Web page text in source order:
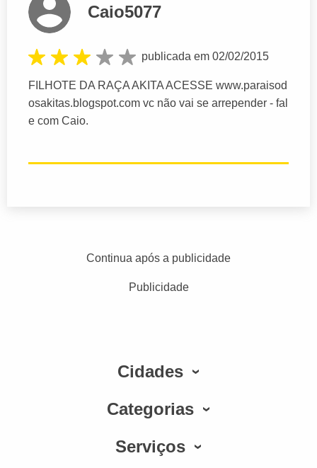
Caio5077
publicada em 02/02/2015
FILHOTE DA RAÇA AKITA ACESSE www.paraisod
osakitas.blogspot.com vc não vai se arrepender - fal
e com Caio.
Continua após a publicidade
Publicidade
Cidades
Categorias
Serviços